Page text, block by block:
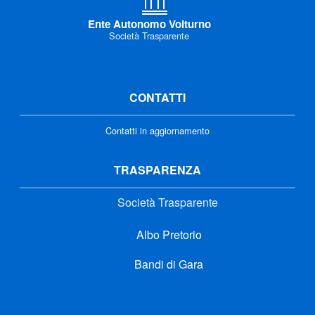
Ente Autonomo Volturno
Società Trasparente
CONTATTI
Contatti in aggiornamento
TRASPARENZA
Società Trasparente
Albo Pretorio
Bandi di Gara